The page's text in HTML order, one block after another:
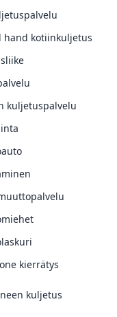
hand kotiinkuljetus
kuljetuspalvelu
kierrätys
kuljetus